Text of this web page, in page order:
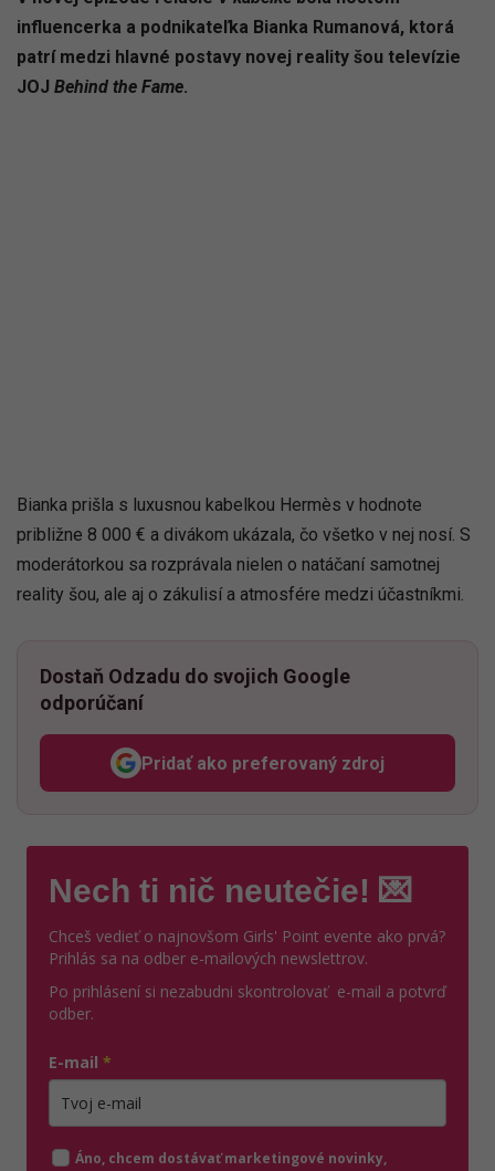
influencerka a podnikateľka Bianka Rumanová, ktorá
patrí medzi hlavné postavy novej reality šou televízie
JOJ Behind the Fame.
Bianka prišla s luxusnou kabelkou Hermès v hodnote
približne 8 000 € a divákom ukázala, čo všetko v nej nosí. S
moderátorkou sa rozprávala nielen o natáčaní samotnej
reality šou, ale aj o zákulisí a atmosfére medzi účastníkmi.
Dostaň Odzadu do svojich Google
odporúčaní
Pridať ako preferovaný zdroj
Odzadu, odkaz sa otvorí v
Nech ti nič neutečie! 💌
Chceš vedieť o najnovšom Girls' Point evente ako prvá?
Prihlás sa na odber e-mailových newslettrov.
Po prihlásení si nezabudni skontrolovať e-mail a potvrď
odber.
E-mail *
Áno, chcem dostávať marketingové novinky,